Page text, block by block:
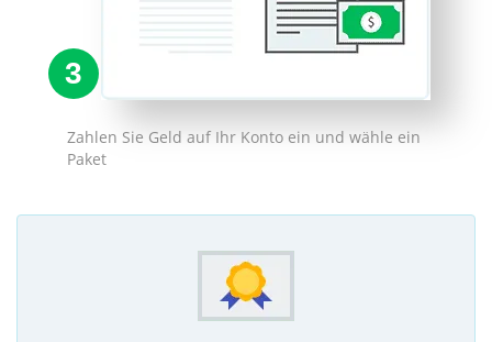
3
Zahlen Sie Geld auf Ihr Konto ein und wähle ein
Paket